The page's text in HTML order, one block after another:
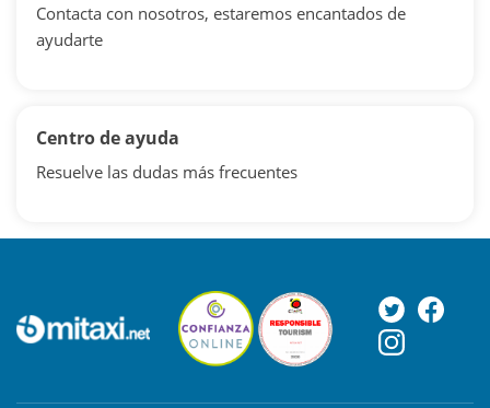
Contacta con nosotros, estaremos encantados de
ayudarte
Centro de ayuda
Resuelve las dudas más frecuentes